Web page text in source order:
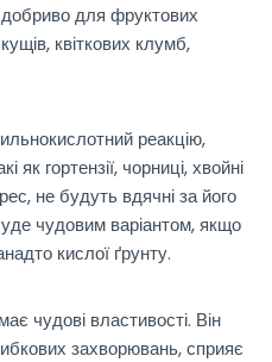
добриво для фруктових
квіткових клумб,
реакцію,
як гортензії, чорниці, хвойні
не будуть вдячні за його
чудовим варіантом, якщо
кислої ґрунту.
чудові властивості. Він
захворювань, сприяє